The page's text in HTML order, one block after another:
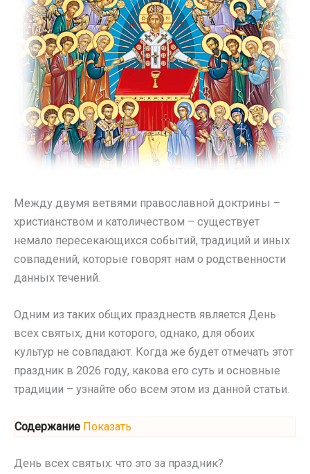
Между двумя ветвями православной доктрины –
христианством и католичеством – существует
немало пересекающихся событий, традиций и иных
совпадений, которые говорят нам о родственности
данных течений.
Одним из таких общих празднеств является День
всех святых, дни которого, однако, для обоих
культур не совпадают. Когда же будет отмечать этот
праздник в 2026 году, какова его суть и основные
традиции – узнайте обо всем этом из данной статьи.
Содержание Показать
День всех святых: что это за праздник?